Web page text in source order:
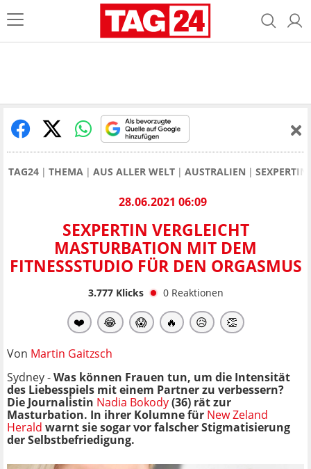
TAG24 THEMA AUS ALLER WELT AUSTRALIEN
28.06.2021 06:09
SEXPERTIN VERGLEICHT
MASTURBATION MIT DEM
FITNESSSTUDIO FÜR DEN ORGASMUS
3.777Klicks 0 Reaktionen
❤️ 😂 😱 🔥 😥 👏
Von Martin Gaitzsch
Sydney -Was können Frauen tun, um die Intensität
des Liebesspiels mit einem Partner zu verbessern?
Die Journalistin Nadia Bokody(36) rät zur
Masturbation. In ihrer Kolumne für New Zeland
Herald warnt sie sogar vor falscher Stigmatisierung
der Selbstbefriedigung.